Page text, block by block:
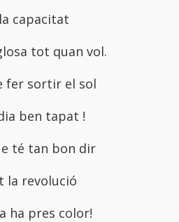
capacitat
tot quan vol.
fer sortir el sol
ben tapat !
té tan bon dir
la revolució
ha pres color!